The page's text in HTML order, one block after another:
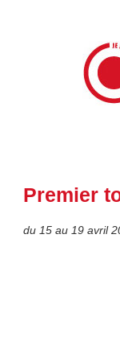
JE
Premier
du 15 au 19 avril